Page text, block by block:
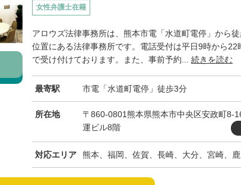
女性弁護士在籍
アロウズ法律事務所は、熊本市電「水道町電停」から
位置にある法律事務所です。電話受付は平日9時から22
で受け付けております。また、事前予約... 続きを読む
最寄駅 市電「水道町電停」徒歩3分
所在地
〒860-0801熊本県熊本市中央区安政町8-
運ビル8階
対応エリア 熊本、福岡、佐賀、長崎、大分、宮崎、